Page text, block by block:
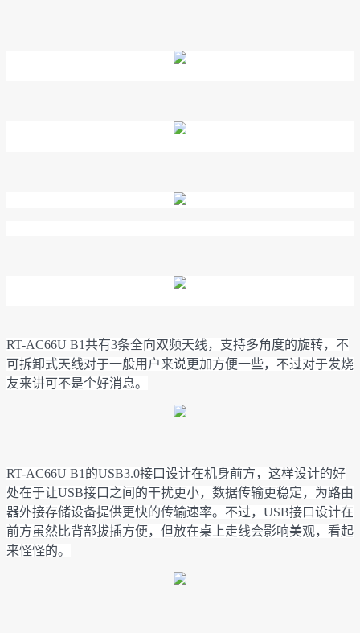
RT-AC66U B1共有3条全向双频天线，支持多角度的旋转，不
可拆卸式天线对于一般用户来说更加方便一些，不过对于发烧
友来讲可不是个好消息。
RT-AC66U B1的USB3.0接口设计在机身前方，这样设计的好
处在于让USB接口之间的干扰更小，数据传输更稳定，为路由
器外接存储设备提供更快的传输速率。不过，USB接口设计在
前方虽然比背部拔插方便，但放在桌上走线会影响美观，看起
来怪怪的。